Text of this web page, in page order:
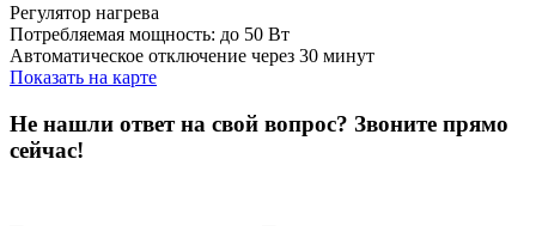
Регулятор нагрева
Потребляемая мощность: до 50 Вт
Автоматическое отключение через 30 минут
Показать на карте
Не нашли ответ на свой вопрос? Звоните прямо
сейчас!